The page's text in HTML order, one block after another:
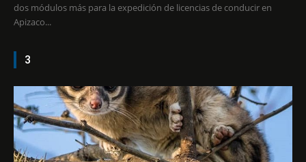
dos módulos más para la expedición de licencias de conducir en
Apizaco...
3